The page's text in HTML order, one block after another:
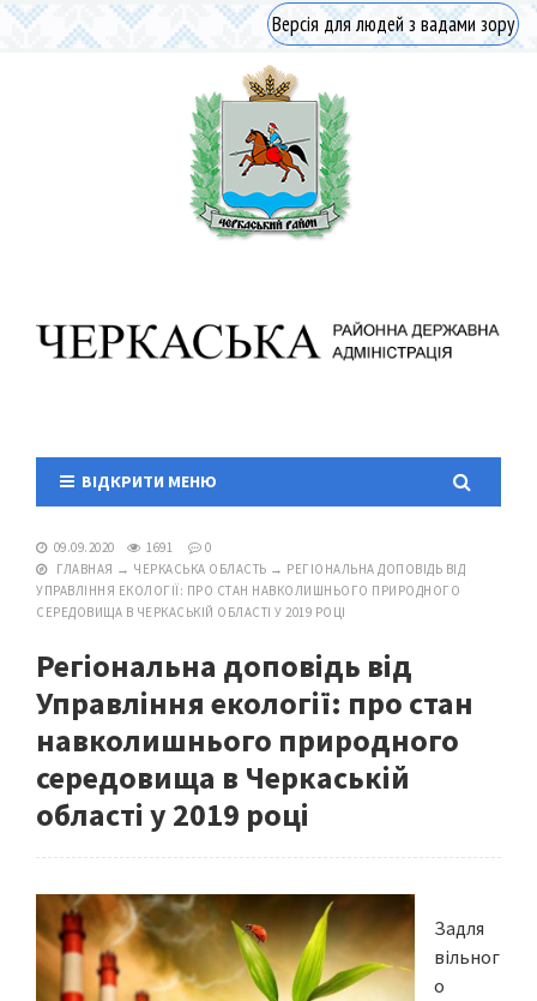
Версія для людей з вадами зору
ВІДКРИТИ МЕНЮ
09.09.2020 1691
0
ГЛАВНАЯ → ЧЕРКАСЬКА ОБЛАСТЬ → РЕГІОНАЛЬНА ДОПОВІДЬ ВІД
УПРАВЛІННЯ ЕКОЛОГІЇ: ПРО СТАН НАВКОЛИШНЬОГО ПРИРОДНОГО
СЕРЕДОВИЩА В ЧЕРКАСЬКІЙ ОБЛАСТІ У 2019 РОЦІ
Регіональна доповідь від
Управління екології: про стан
навколишнього природного
середовища в Черкаській
області у 2019 році
Задля
вільног
о